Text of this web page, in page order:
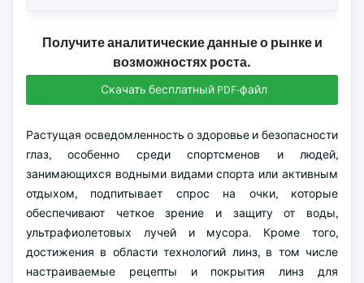
Получите аналитические данные о рынке и
возможностях роста.
Скачать бесплатный PDF-файл
Растущая осведомленность о здоровье и безопасности
глаз, особенно среди спортсменов и людей,
занимающихся водными видами спорта или активным
отдыхом, подпитывает спрос на очки, которые
обеспечивают четкое зрение и защиту от воды,
ультрафиолетовых лучей и мусора. Кроме того,
достижения в области технологий линз, в том числе
настраиваемые рецепты и покрытия линз для